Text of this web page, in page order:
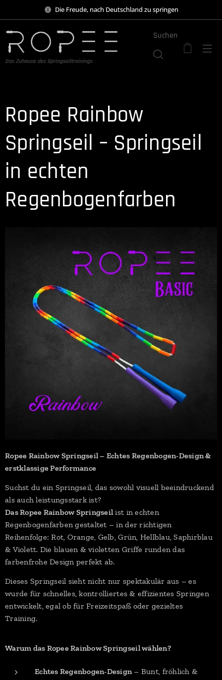
Die Freude, nach Deutschland zu springen
Das Zuhause des Springseiltrainings
Suchen
Ropee Rainbow
Springseil – Springseil
in echten
Regenbogenfarben
Ropee Rainbow Springseil – Echtes Regenbogen-Design &
erstklassige Performance
Suchst du ein Springseil, das sowohl visuell beeindruckend
als auch leistungsstark ist?
Das Ropee Rainbow Springseilist in echten
Regenbogenfarben gestaltet – in der richtigen
Reihenfolge: Rot, Orange, Gelb, Grün, Hellblau, Saphirblau
& Violett. Die blauen & violetten Griffe runden das
farbenfrohe Design perfekt ab.
Dieses Springseil sieht nicht nur spektakulär aus – es
wurde für schnelles, kontrolliertes & effizientes Springen
entwickelt, egal ob für Freizeitspaß oder gezieltes
Training.
Warum das Ropee Rainbow Springseil wählen?
Echtes Regenbogen-Design – Bunt, fröhlich &